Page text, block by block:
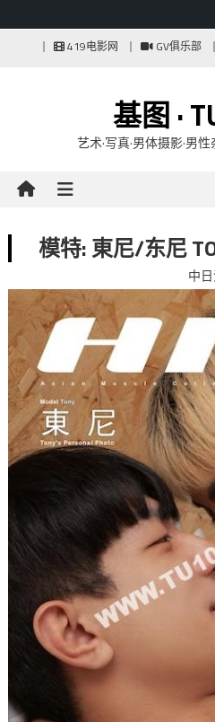
419电影网 GV俱乐部
基图 ·
艺术·写真·男体摄影·男
模特: 東尼/东尼
中